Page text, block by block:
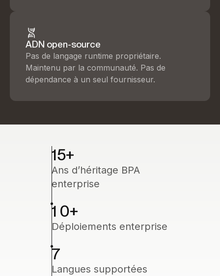
ADN open-source
Pas de langage runtime propriétaire.
Maintenu par la communauté. Pas de
dépendance à un seul fournisseur.
15+
Ans d’héritage BPA
enterprise
1 0+
Déploiements enterprise
7
Langues supportées